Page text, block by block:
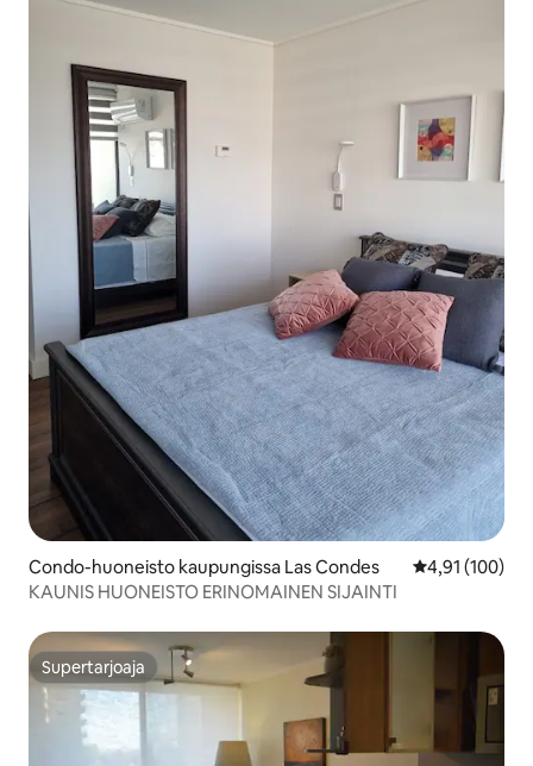
Condo-huoneisto kaupungissa Las Condes
4,91 (100)
KAUNIS HUONEISTO ERINOMAINEN SIJAINTI
Supertarjoaja
Supertarjoaja